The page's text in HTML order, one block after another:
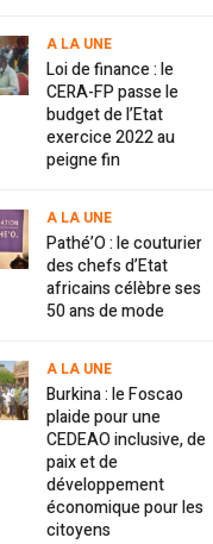
A LA UNE
Loi de finance : le
CERA-FP passe le
budget de l’Etat
exercice 2022 au
peigne fin
A LA UNE
Pathé’O : le couturier
des chefs d’Etat
africains célèbre ses
50 ans de mode
A LA UNE
Burkina : le Foscao
plaide pour une
CEDEAO inclusive, de
paix et de
développement
économique pour les
citoyens